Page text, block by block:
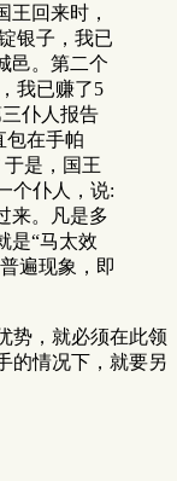
王回来时，
银子，我已
邑。第二个
我已赚了5
仆人报告
包在手帕
是，国王
个仆人，说:
来。凡是多
是“马太效
遍现象，即
势，就必须在此领
的情况下，就要另